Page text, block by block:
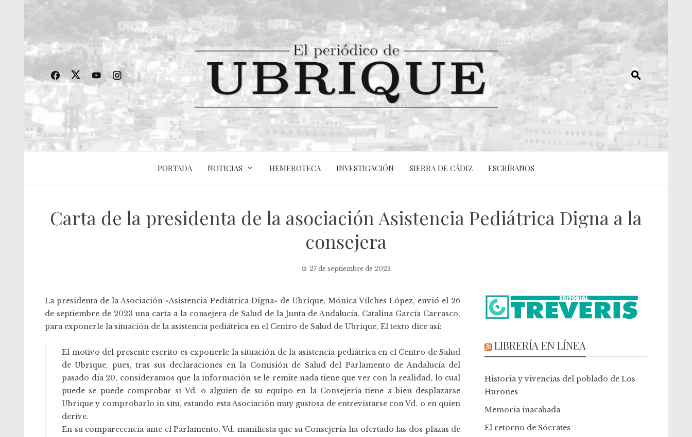
PORTADA NOTICIAS HEMEROTECA INVESTIGACIÓN SIERRA DE CÁDIZ ESCRÍBANOS
Carta de la presidenta de la asociación Asistencia Pediátrica Digna a la
consejera
27 de septiembre de 2023
La presidenta de la Asociación «Asistencia Pediátrica Digna» de Ubrique, Mónica Vilches López, envió el 26
de septiembre de 2023 una carta a la consejera de Salud de la Junta de Andalucía, Catalina García Carrasco,
para exponerle la situación de la asistencia pediátrica en el Centro de Salud de Ubrique, El texto dice así:
El motivo del presente escrito es exponerle la situación de la asistencia pediátrica en el Centro de Salud
de Ubrique, pues, tras sus declaraciones en la Comisión de Salud del Parlamento de Andalucía del
pasado día 20, consideramos que la información se le remite nada tiene que ver con la realidad, lo cual
puede se puede comprobar si Vd. o alguien de su equipo en la Consejería tiene a bien desplazarse
Ubrique y comprobarlo in situ, estando esta Asociación muy gustosa de entrevistarse con Vd. o en quien
derive.
En su comparecencia ante el Parlamento, Vd. manifiesta que su Consejería ha ofertado las dos plazas de
LIBRERÍA EN LÍNEA
Historia y vivencias del poblado de Los
Hurones
Memoria inacabada
El retorno de Sócrates